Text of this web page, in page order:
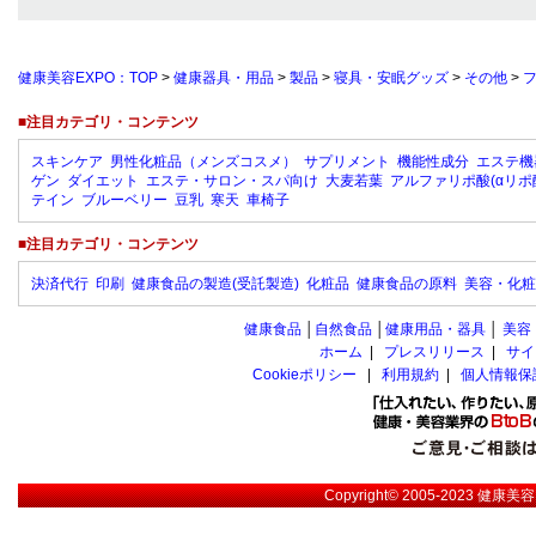
健康美容EXPO：TOP > 健康器具・用品 > 製品 > 寝具・安眠グッズ > その他 >
■注目カテゴリ・コンテンツ
スキンケア 男性化粧品（メンズコスメ） サプリメント 機能性成分 エステ
ゲン ダイエット エステ・サロン・スパ向け 大麦若葉 アルファリポ酸(αリポ
テイン ブルーベリー 豆乳 寒天 車椅子
■注目カテゴリ・コンテンツ
決済代行 印刷 健康食品の製造(受託製造) 化粧品 健康食品の原料 美容・化
健康食品 自然食品 健康用品・器具 美容
ホーム
プレスリリース
サ
Cookieポリシー
利用規約 個人情報
Copyright© 2005-2023健康美